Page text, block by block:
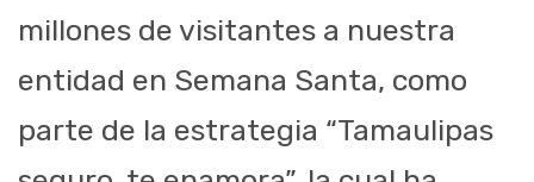
millones de visitantes a nuestra
entidad en Semana Santa, como
parte de la estrategia “Tamaulipas